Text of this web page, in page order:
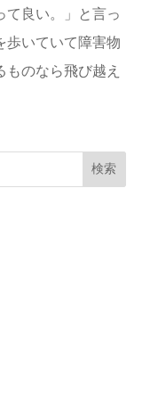
て良い。」と言っ
歩いていて障害物
のなら飛び越え
検索